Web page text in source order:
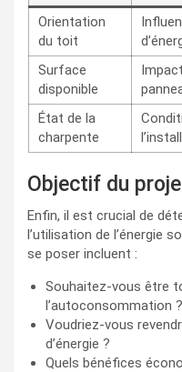
Orientation
du toit
Surface
disponible
État de la
charpente
Objectif du
Enfin, il est crucial de
l’utilisation de l’énergie
se poser incluent :
Souhaitez-vous être
l’autoconsommation ?
Voudriez-vous
d’énergie ?
Quels bénéfices